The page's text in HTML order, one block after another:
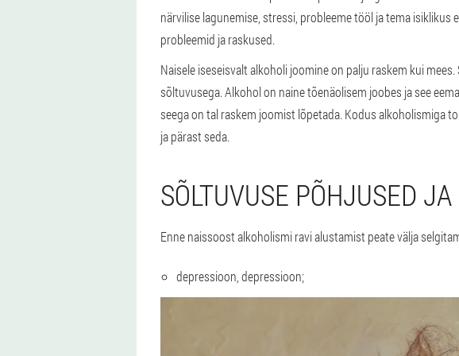
närvilise lagunemise, stressi, probleeme tööl ja tema
probleemid ja raskused.
Naisele iseseisvalt alkoholi joomine on palju raskem kui
sõltuvusega. Alkohol on naine tõenäolisem joobes ja see
seega on tal raskem joomist lõpetada. Kodus alkoholismiga
ja pärast seda.
SÕLTUVUSE PÕHJUSED
Enne naissoost alkoholismi ravi alustamist peate välja
depressioon, depressioon;